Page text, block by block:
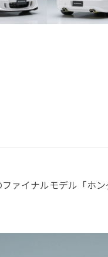
ァイナルモデル「ホ